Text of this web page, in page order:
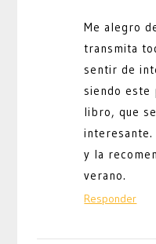
Me alegro
transmita
sentir de
siendo este
libro, que
y la
verano.
Responder